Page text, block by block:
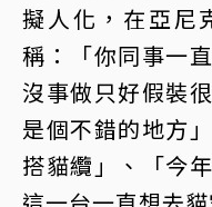
擬人化，在亞尼
稱：「你同事一
沒事做只好假裝
是個不錯的地方
搭貓纜」、「今